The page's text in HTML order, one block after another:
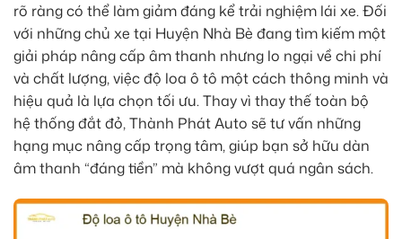
rõ ràng có thể làm giảm đáng kể trải nghiệm lái xe. Đối
với những chủ xe tại Huyện Nhà Bè đang tìm kiếm một
giải pháp nâng cấp âm thanh nhưng lo ngại về chi phí
và chất lượng, việc độ loa ô tô một cách thông minh và
hiệu quả là lựa chọn tối ưu. Thay vì thay thế toàn bộ
hệ thống đắt đỏ, Thành Phát Auto sẽ tư vấn những
hạng mục nâng cấp trọng tâm, giúp bạn sở hữu dàn
âm thanh “đáng tiền” mà không vượt quá ngân sách.